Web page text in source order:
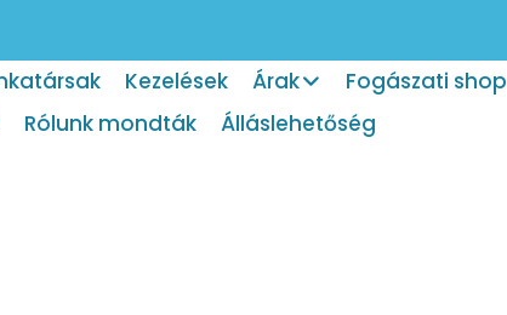
Kezelések Árak Fogászati shop
Rólunk mondták Álláslehetőség